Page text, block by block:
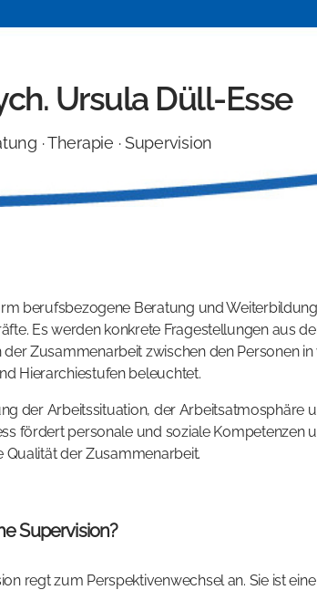
Ursula Düll-Esse
· Therapie · Supervision
berufsbezogene Beratung und
Es werden konkrete Fragestellungen aus
Zusammenarbeit zwischen den Personen
Hierarchiestufen beleuchtet.
der Arbeitssituation, der Arbeitsatmosphäre
fördert personale und soziale Kompetenzen
Qualität der Zusammenarbeit.
Supervision?
regt zum Perspektivenwechsel an. Sie ist